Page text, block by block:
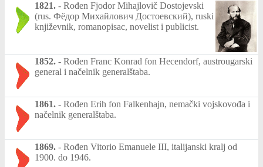
1821. - Rođen Fjodor Mihajlovič Dostojevski
(rus. Фёдор Михайлович Достоевский), ruski
književnik, romanopisac, novelist i publicist.
1852. - Rođen Franc Konrad fon Hecendorf, austrougarski
general i načelnik generalštaba.
1861. - Rođen Erih fon Falkenhajn, nemački vojskovođa i
načelnik generalštaba.
1869. - Rođen Vitorio Emanuele III, italijanski kralj od
1900. do 1946.